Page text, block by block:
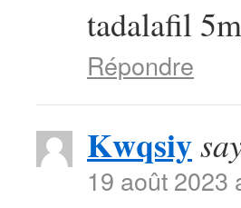
tadalafil
Répondre
Kwqsiy
19 août 2023